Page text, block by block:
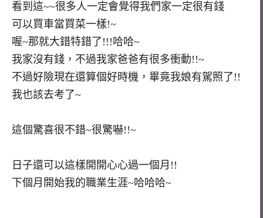
看到這~~很多人一定會覺得我們家一定很有錢
可以買車當買菜一樣!~
喔~那就大錯特錯了!!!哈哈~
我家沒有錢，不過我家爸爸有很多衝動!!~
不過好險現在還算個好時機，畢竟我娘有駕照了!!
我也該去考了~
這個驚喜很不錯~很驚嚇!!~
日子還可以這樣開開心心過一個月!!
下個月開始我的職業生涯~哈哈哈~